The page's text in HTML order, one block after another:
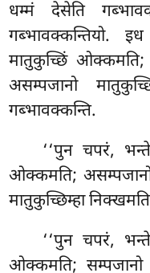
धम्मं देसेति
गब्भावक्कन्तियो. इध
मातुकुच्छिं ओक्कमति;
असम्पजानो
गब्भावक्कन्ति.
‘‘पुन चपरं,
ओक्कमति; असम्पजानो
मातुकुच्छिम्हा
‘‘पुन चपरं,
ओक्कमति; सम्पजानो